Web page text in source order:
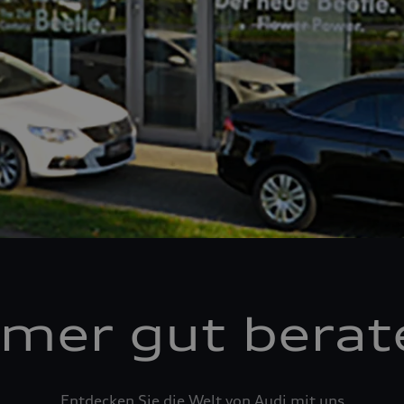
gut
Entdecken Sie die Welt von Audi mit uns